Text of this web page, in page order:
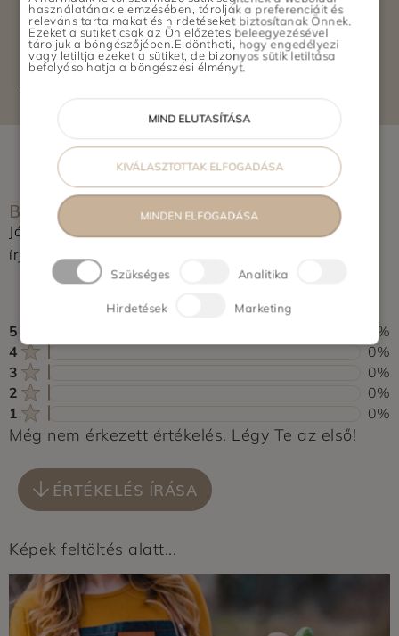
ELÉRHETŐSÉGEK
BOLT ÉRTÉKELÉSE
Jártál már itt? Segítsd a többieket, értékeld a helyet és
írj pár soros véleményt.
0 vélemény alapján
5
0%
4
0%
3
0%
2
0%
1
0%
Még nem érkezett értékelés. Légy Te az első!
ÉRTÉKELÉS ÍRÁSA
Képek feltöltés alatt...
használatának elemzésében, tárolják a preferenciáit és
releváns tartalmakat és hirdetéseket biztosítanak Önnek.
Ezeket a sütiket csak az Ön előzetes beleegyezésével
tároljuk a böngészőjében.Eldöntheti, hogy engedélyezi
vagy letiltja ezeket a sütiket, de bizonyos sütik letiltása
befolyásolhatja a böngészési élményt.
MIND ELUTASÍTÁSA
KIVÁLASZTOTTAK ELFOGADÁSA
MINDEN ELFOGADÁSA
Szükséges Analitika
Hirdetések Marketing